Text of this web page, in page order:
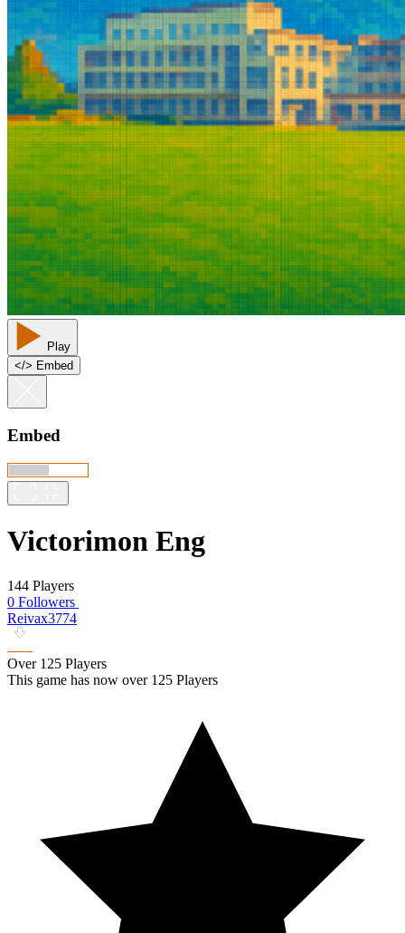
Play
</> Embed
Embed
Victorimon Eng
144 Players
0 Followers
Reivax3774
Over 125 Players
This game has now over 125 Players